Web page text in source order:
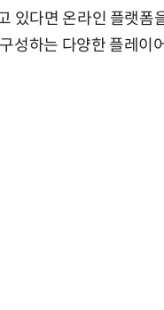
있다면 온라인 플랫폼
성하는 다양한 플레이